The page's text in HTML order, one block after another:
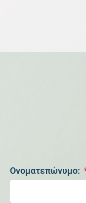
Ονοματεπώνυμο: